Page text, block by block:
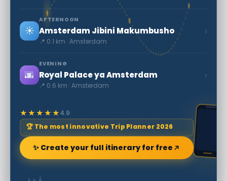
☀️
AFTERNOON
Amsterdam Jibini Makumbusho
📍 0.1 km · Amsterdam
›
🌆
EVENING
Royal Palace ya Amsterdam
📍 0.6 km · Amsterdam
›
★★★★★4.9
🏆 The most innovative Trip Planner 2026
✨ Create your full itinerary for free